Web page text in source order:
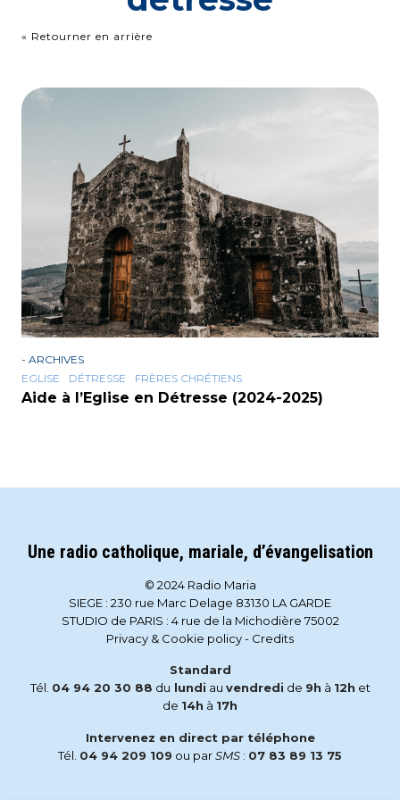
« Retourner en arrière
- ARCHIVES
EGLISE
DÉTRESSE FRÈRES CHRÉTIENS
Aide à l’Eglise en Détresse (2024-2025)
Une radio catholique, mariale, d’évangelisation
© 2024 Radio Maria
SIEGE : 230 rue Marc Delage 83130 LA GARDE
STUDIO de PARIS : 4 rue de la Michodière 75002
Privacy & Cookie policy- Credits
Standard
Tél. 04 94 20 30 88 du lundi au vendredi de 9h à 12h et
de 14h à 17h
Intervenez en direct par téléphone
Tél. 04 94 209 109 ou parSMS : 07 83 89 13 75